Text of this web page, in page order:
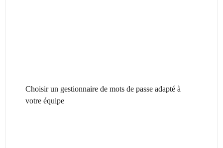
Choisir un gestionnaire de mots de passe adapté à
votre équipe